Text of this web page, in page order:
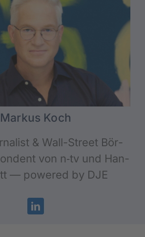
Mar­kus Koch
& Wall-Street Bör­
von n‑tv und Han­
— powered by DJE